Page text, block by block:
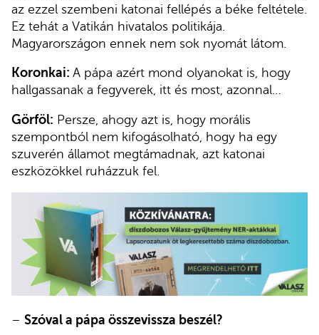
az ezzel szembeni katonai fellépés a béke feltétele.
Ez tehát a Vatikán hivatalos politikája.
Magyarországon ennek nem sok nyomát látom.
Koronkai: A pápa azért mond olyanokat is, hogy
hallgassanak a fegyverek, itt és most, azonnal…
Görföl: Persze, ahogy azt is, hogy morális
szempontból nem kifogásolható, hogy ha egy
szuverén államot megtámadnak, azt katonai
eszközökkel ruházzuk fel.
– Szóval a pápa összevissza beszél?